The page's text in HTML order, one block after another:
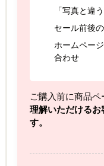
「写真と違
セール前後
ホームペー
合わせ
ご購入前に商品ペ
理解いただけるお
す。